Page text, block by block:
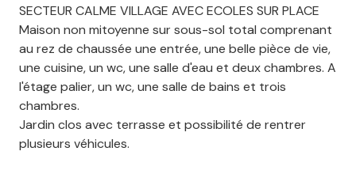
SECTEUR CALME VILLAGE AVEC ECOLES SUR PLACE
Maison non mitoyenne sur sous-sol total comprenant
au rez de chaussée une entrée, une belle pièce de vie,
une cuisine, un wc, une salle d'eau et deux chambres. A
l'étage palier, un wc, une salle de bains et trois
chambres.
Jardin clos avec terrasse et possibilité de rentrer
plusieurs véhicules.